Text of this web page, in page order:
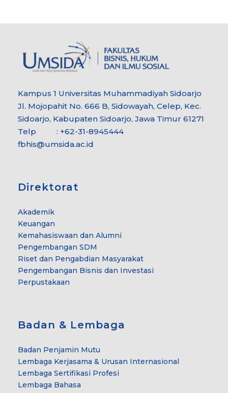
Kampus 1 Universitas Muhammadiyah Sidoarjo
Jl. Mojopahit No. 666 B, Sidowayah, Celep, Kec.
Sidoarjo, Kabupaten Sidoarjo, Jawa Timur 61271
Telp : +62-31-8945444
fbhis@umsida.ac.id
Direktorat
Akademik
Keuangan
Kemahasiswaan dan Alumni
Pengembangan SDM
Riset dan Pengabdian Masyarakat
Pengembangan Bisnis dan Investasi
Perpustakaan
Badan & Lembaga
Badan Penjamin Mutu
Lembaga Kerjasama & Urusan Internasional
Lembaga Sertifikasi Profesi
Lembaga Bahasa